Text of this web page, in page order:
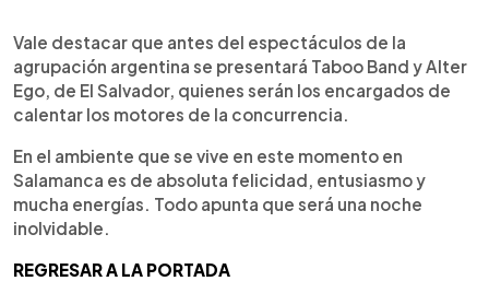
Vale destacar que antes del espectáculos de la
agrupación argentina se presentará Taboo Band y Alter
Ego, de El Salvador, quienes serán los encargados de
calentar los motores de la concurrencia.
En el ambiente que se vive en este momento en
Salamanca es de absoluta felicidad, entusiasmo y
mucha energías. Todo apunta que será una noche
inolvidable.
REGRESAR A LA PORTADA